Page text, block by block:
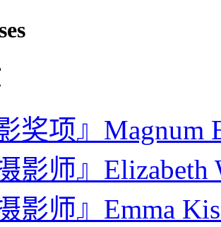
奖项』Magnum
影师』Elizabeth
影师』Emma